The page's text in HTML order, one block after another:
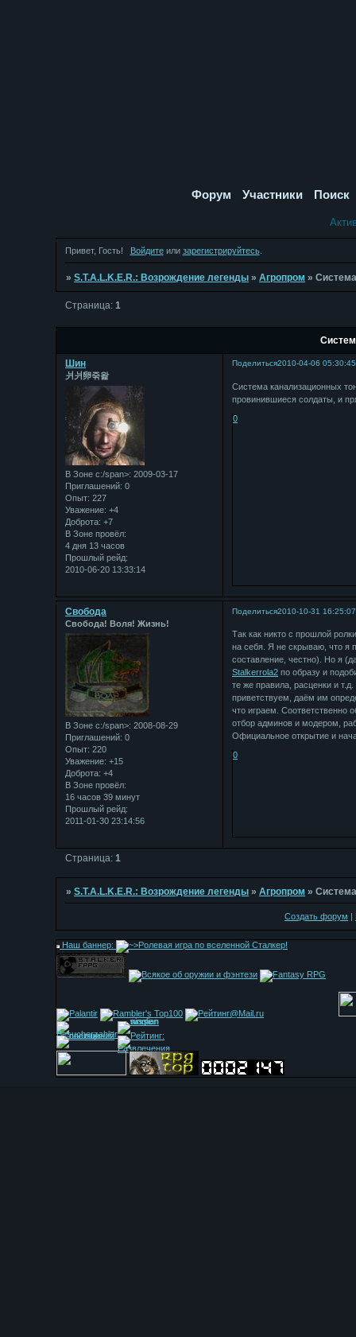
Форум Участники Поиск
Привет, Гость! Войдитеили зарегистрируйтесь.
»S.T.A.L.K.E.R.: Возрождение легенды »Агропром »
Страница:1
Поделиться2010-04-06 05:30:45
Шин
⽙⽙卵죾왍
В Зоне с:/span>: 2009-03-17
Приглашений: 0
Опыт: 227
Уважение: +4
Доброта: +7
В Зоне провёл:
4 дня 13 часов
Прошлый рейд:
2010-06-20 13:33:14
Система канализационных
провинившиеся солдаты, и
0
Поделиться2010-10-31 16:25:07
Свобода
Свобода! Воля! Жизнь!
В Зоне с:/span>: 2008-08-29
Приглашений: 0
Опыт: 220
Уважение: +15
Доброта: +4
В Зоне провёл:
16 часов 39 минут
Прошлый рейд:
2011-01-30 23:14:56
Так как никто с прошлой
на себя. Я не скрываю, что я
составление, честно). Но я
Stalkerrola2 по образу и
те же правила, расценки и
приветствуем, даём им
что играем. Соответственно
отбор админов и модером,
Официальное открытие и
0
Страница:1
»S.T.A.L.K.E.R.: Возрождение легенды »Агропром »
Создать форум |
Наш баннер: